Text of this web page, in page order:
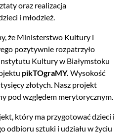
oraz realizacja
i młodzież.
że Ministerstwo Kultury i
pozytywnie rozpatrzyło
Kultury w Białymstoku
pikTOgraMY. Wysokość
złotych. Nasz projekt
pod względem merytorycznym.
który ma przygotować dzieci i
odbioru sztuki i udziału w życiu